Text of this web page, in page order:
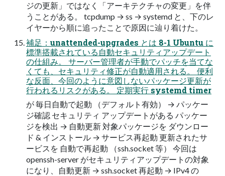
ジの更新」ではなく「アーキテクチャの変更」を伴
うことがある。 tcpdump → ss → systemd と、下のレ
イヤーから順に追ったことで原因に辿り着けた。
補足：unattended-upgrades とは 8-1 Ubuntu に
標準搭載されている自動セキュリティアップデート
の仕組み。 サーバー管理者が手動でパッチを当てな
くても、セキュリティ修正が自動適用される。 便利
な反面、今回のように意図しないパッケージ更新が
行われるリスクがある。 定期実行 systemd timer
が 毎日自動で起動 （デフォルト有効） → パッケー
ジ確認 セキュリティ アップデートがある パッケー
ジを検出 → 自動更新 対象パッケージを ダウンロー
ド & インストール → サービス再起動 更新されたサ
ービスを 自動で再起動 （ssh.socket 等） 今回は
openssh-server がセキュリティアップデートの対象
になり、自動更新 → ssh.socket 再起動 → IPv4 の